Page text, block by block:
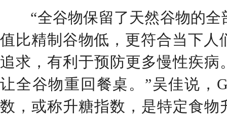
“全谷物保留了天然谷物的全
值比精制谷物低，更符合当下人
追求，有利于预防更多慢性疾病
让全谷物重回餐桌。”吴佳说，
数，或称升糖指数，是特定食物